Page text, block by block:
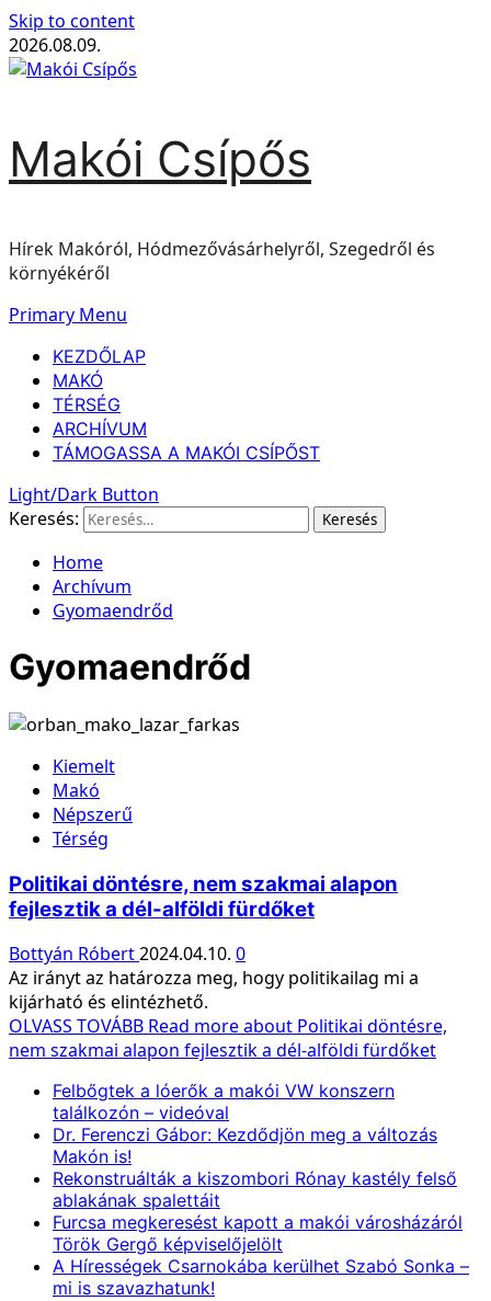
Skip to content
2026.08.09.
Makói Csípős
Hírek Makóról, Hódmezővásárhelyről, Szegedről és
környékéről
Primary Menu
KEZDŐLAP
MAKÓ
TÉRSÉG
ARCHÍVUM
TÁMOGASSA A MAKÓI CSÍPŐST
Light/Dark Button
Keresés:
Home
Archívum
Gyomaendrőd
Gyomaendrőd
Kiemelt
Makó
Népszerű
Térség
Politikai döntésre, nem szakmai alapon
fejlesztik a dél-alföldi fürdőket
Bottyán Róbert2024.04.10. 0
Az irányt az határozza meg, hogy politikailag mi a
kijárható és elintézhető.
OLVASS TOVÁBB Read more about Politikai döntésre,
nem szakmai alapon fejlesztik a dél-alföldi fürdőket
Felbőgtek a lóerők a makói VW konszern
találkozón – videóval
Dr. Ferenczi Gábor: Kezdődjön meg a változás
Makón is!
Rekonstruálták a kiszombori Rónay kastély felső
ablakának spalettáit
Furcsa megkeresést kapott a makói városházáról
Török Gergő képviselőjelölt
A Hírességek Csarnokába kerülhet Szabó Sonka –
mi is szavazhatunk!